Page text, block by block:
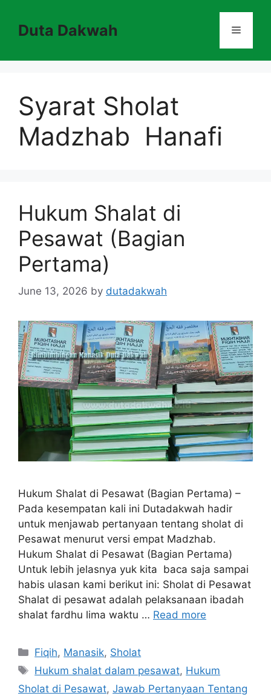
contentDuta Dakwah Menu
Syarat Sholat
Madzhab Hanafi
Hukum Shalat di
Pesawat (Bagian
Pertama)
June 13, 2026 by dutadakwah
Hukum Shalat di Pesawat (Bagian Pertama) –
Pada kesempatan kali ini Dutadakwah hadir
untuk menjawab pertanyaan tentang sholat di
Pesawat menurut versi empat Madzhab.
Hukum Shalat di Pesawat (Bagian Pertama)
Untuk lebih jelasnya yuk kita baca saja sampai
habis ulasan kami berikut ini: Sholat di Pesawat
Shalat di pesawat adalah pelaksanaan ibadah
shalat fardhu lima waktu … Read more
Categories
Fiqih, Manasik, Sholat
Tags
Hukum shalat dalam pesawat, Hukum
Sholat di Pesawat, Jawab Pertanyaan Tentang